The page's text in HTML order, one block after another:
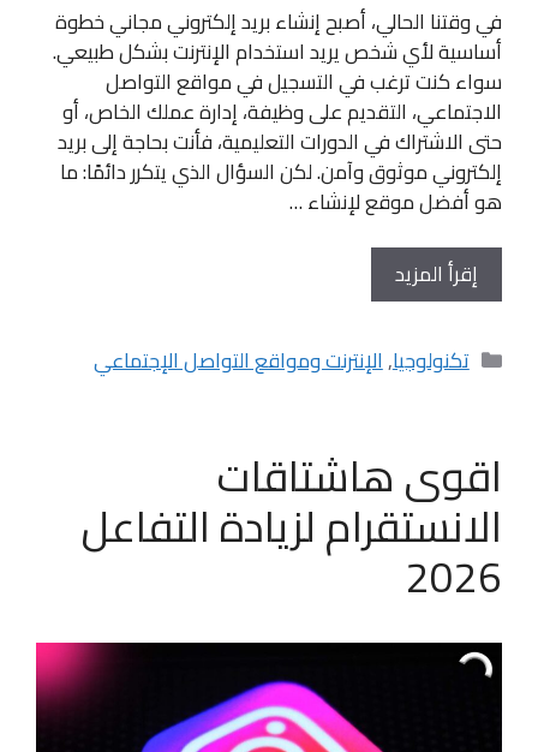
في وقتنا الحالي، أصبح إنشاء بريد إلكتروني مجاني خطوة
أساسية لأي شخص يريد استخدام الإنترنت بشكل طبيعي.
سواء كنت ترغب في التسجيل في مواقع التواصل
الاجتماعي، التقديم على وظيفة، إدارة عملك الخاص، أو
حتى الاشتراك في الدورات التعليمية، فأنت بحاجة إلى بريد
إلكتروني موثوق وآمن. لكن السؤال الذي يتكرر دائمًا: ما
هو أفضل موقع لإنشاء …
إقرأ المزيد
التصنيفات
تكنولوجيا,الإنترنت ومواقع التواصل الإجتماعي
اقوى هاشتاقات
الانستقرام لزيادة التفاعل
2026